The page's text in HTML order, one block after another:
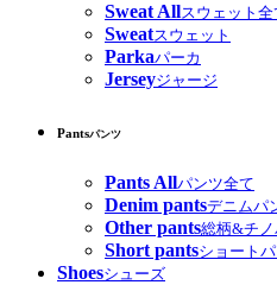
Sweat Allスウェット全
Sweatスウェット
Parkaパーカ
Jerseyジャージ
Pantsパンツ
Pants Allパンツ全て
Denim pantsデニムパ
Other pants総柄&チ
Short pantsショート
Shoesシューズ